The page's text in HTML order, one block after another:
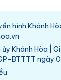
hình Khánh
Khánh Hòa |
BTTTT ngày